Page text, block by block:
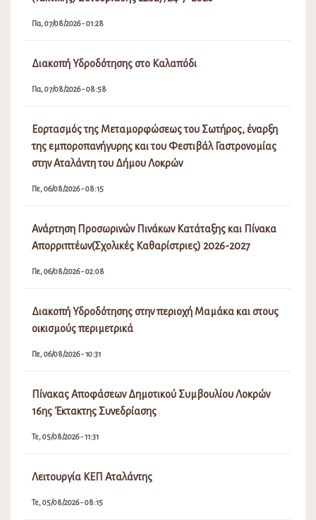
Πα, 07/08/2026 - 01:28
Διακοπή Υδροδότησης στο Καλαπόδι
Πα, 07/08/2026 - 08:58
Εορτασμός της Μεταμορφώσεως του Σωτήρος, έναρξη
της εμποροπανήγυρης και του Φεστιβάλ Γαστρονομίας
στην Αταλάντη του Δήμου Λοκρών
Πε, 06/08/2026 - 08:15
Ανάρτηση Προσωρινών Πινάκων Κατάταξης και Πίνακα
Απορριπτέων(Σχολικές Καθαρίστριες) 2026-2027
Πε, 06/08/2026 - 02:08
Διακοπή Υδροδότησης στην περιοχή Μαμάκα και στους
οικισμούς περιμετρικά
Πε, 06/08/2026 - 10:31
Πίνακας Αποφάσεων Δημοτικού Συμβουλίου Λοκρών
16ης Έκτακτης Συνεδρίασης
Τε, 05/08/2026 - 11:31
Λειτουργία ΚΕΠ Αταλάντης
Τε, 05/08/2026 - 08:15